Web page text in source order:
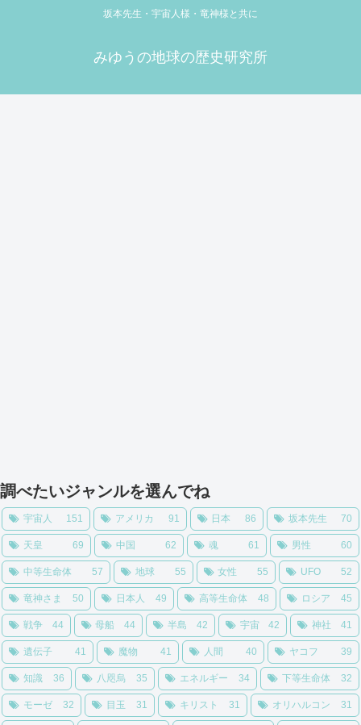
坂本先生・宇宙人様・竜神様と共に
みゆうの地球の歴史研究所
調べたいジャンルを選んでね
宇宙人 151 アメリカ 91 日本 86 坂本先生 70
天皇 69 中国 62 魂 61 男性 60
中等生命体 57 地球 55 女性 55 UFO 52
竜神さま 50 日本人 49 高等生命体 48 ロシア 45
戦争 44 母船 44 半島 42 宇宙 42 神社 41
遺伝子 41 魔物 41 人間 40 ヤコフ 39
知識 36 八咫烏 35 エネルギー 34 下等生命体 32
モーゼ 32 目玉 31 キリスト 31 オリハルコン 31